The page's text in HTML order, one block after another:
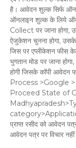
है। आवेदन शुल्क सिर्फ
ऑनलाइन शुल्क के लिये
Collect पर जाना होगा,
ऐजुकेशन चुनना होगा, उसके
जिस पर एप्लीकेशन फीस
भुगतान मोड पर जाना
होगी जिसके कॉपी आवेदन
Process >Google
Proceed State of
प्राप्त रसीद को आवेदन
आवेदन पत्र पर विचार नहीं